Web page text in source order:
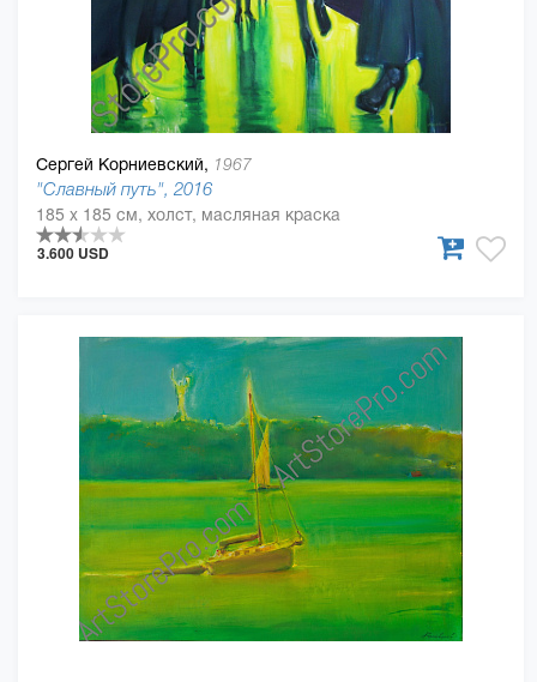
Сергей Корниевский, 1967
"Славный путь", 2016
185 x 185 см, холст, масляная краска
3.600 USD